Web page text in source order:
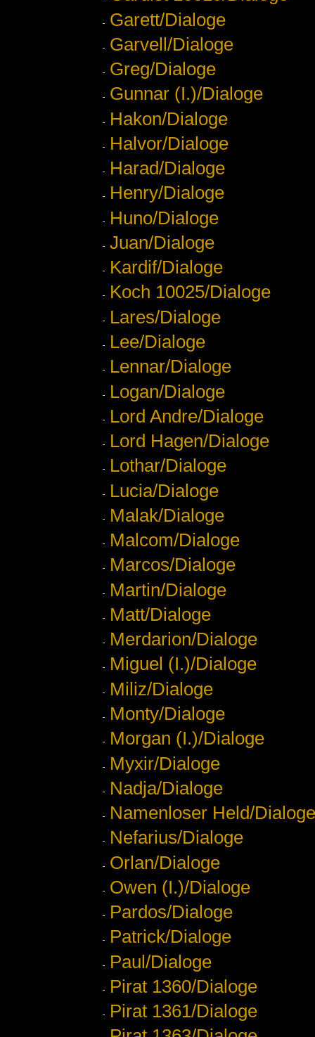
Garett/Dialoge
Garvell/Dialoge
Greg/Dialoge
Gunnar (I.)/Dialoge
Hakon/Dialoge
Halvor/Dialoge
Harad/Dialoge
Henry/Dialoge
Huno/Dialoge
Juan/Dialoge
Kardif/Dialoge
Koch 10025/Dialoge
Lares/Dialoge
Lee/Dialoge
Lennar/Dialoge
Logan/Dialoge
Lord Andre/Dialoge
Lord Hagen/Dialoge
Lothar/Dialoge
Lucia/Dialoge
Malak/Dialoge
Malcom/Dialoge
Marcos/Dialoge
Martin/Dialoge
Matt/Dialoge
Merdarion/Dialoge
Miguel (I.)/Dialoge
Miliz/Dialoge
Monty/Dialoge
Morgan (I.)/Dialoge
Myxir/Dialoge
Nadja/Dialoge
Namenloser Held/Dialoge
Nefarius/Dialoge
Orlan/Dialoge
Owen (I.)/Dialoge
Pardos/Dialoge
Patrick/Dialoge
Paul/Dialoge
Pirat 1360/Dialoge
Pirat 1361/Dialoge